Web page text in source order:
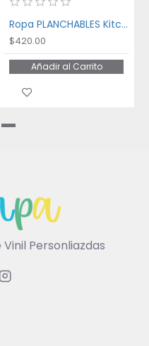
Ropa PLANCHABLES Kitchen
$420.00
Añadir al Carrito
Personliazdas